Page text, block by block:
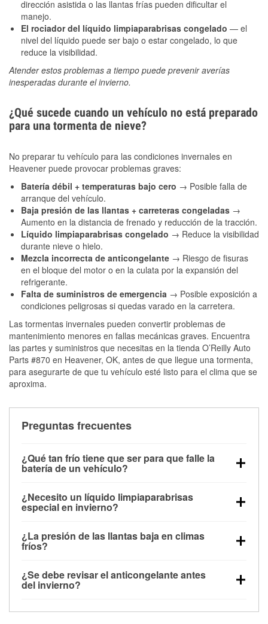
dirección asistida o las llantas frías pueden dificultar el
manejo.
El rociador del líquido limpiaparabrisas congelado — el
nivel del líquido puede ser bajo o estar congelado, lo que
reduce la visibilidad.
Atender estos problemas a tiempo puede prevenir averías
inesperadas durante el invierno.
¿Qué sucede cuando un vehículo no está preparado
para una tormenta de nieve?
No preparar tu vehículo para las condiciones invernales en
Heavener puede provocar problemas graves:
Batería débil + temperaturas bajo cero → Posible falla de
arranque del vehículo.
Baja presión de las llantas + carreteras congeladas →
Aumento en la distancia de frenado y reducción de la tracción.
Líquido limpiaparabrisas congelado → Reduce la visibilidad
durante nieve o hielo.
Mezcla incorrecta de anticongelante → Riesgo de fisuras
en el bloque del motor o en la culata por la expansión del
refrigerante.
Falta de suministros de emergencia → Posible exposición a
condiciones peligrosas si quedas varado en la carretera.
Las tormentas invernales pueden convertir problemas de
mantenimiento menores en fallas mecánicas graves. Encuentra
las partes y suministros que necesitas en la tienda O’Reilly Auto
Parts #870 en Heavener, OK, antes de que llegue una tormenta,
para asegurarte de que tu vehículo esté listo para el clima que se
aproxima.
Preguntas frecuentes
¿Qué tan frío tiene que ser para que falle la
batería de un vehículo?
debajo de los 32 °F y puede perder hasta la mitad de
su potencia de arranque cerca de los 0 °F, lo que
arranque.
¿Necesito un líquido limpiaparabrisas
especial en invierno?
la congelación y ayuda a disolver la sal y la nieve
derretida en la carretera para mejorar la visibilidad.
¿La presión de las llantas baja en climas
fríos?
alrededor de 1 PSI por cada 10 °F que baja la
temperatura. Puedes obtener más información sobre
¿Se debe revisar el anticongelante antes
del invierno?